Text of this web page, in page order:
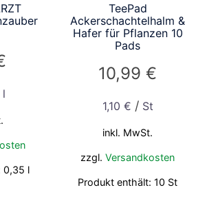
l
0,35 l
TeePad
Ackerschachtelhalm &
Hafer für Pflanzen 10
Pads
10,99€
1,10 € / St
inkl. MwSt.
zzgl.Versandkosten
Produkt enthält: 10 St